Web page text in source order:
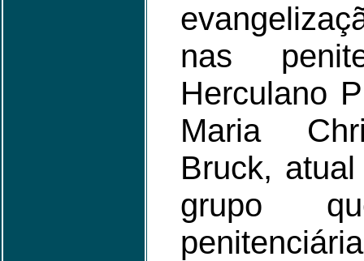
nas
Herculano
Maria
Bruck,
grupo